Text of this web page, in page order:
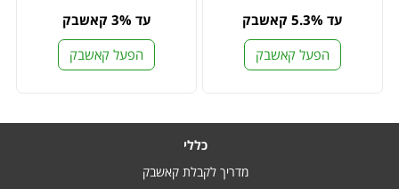
עד 5.3% קאשבק
הפעל קאשבק
עד 3% קאשבק
הפעל קאשבק
כללי
מדריך לקבלת קאשבק